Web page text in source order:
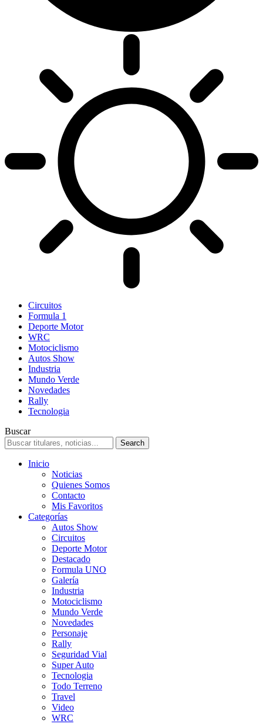
Circuitos
Formula 1
Deporte Motor
WRC
Motociclismo
Autos Show
Industria
Mundo Verde
Novedades
Rally
Tecnologia
Buscar
Inicio
Noticias
Quienes Somos
Contacto
Mis Favoritos
Categorías
Autos Show
Circuitos
Deporte Motor
Destacado
Formula UNO
Galería
Industria
Motociclismo
Mundo Verde
Novedades
Personaje
Rally
Seguridad Vial
Super Auto
Tecnologia
Todo Terreno
Travel
Video
WRC